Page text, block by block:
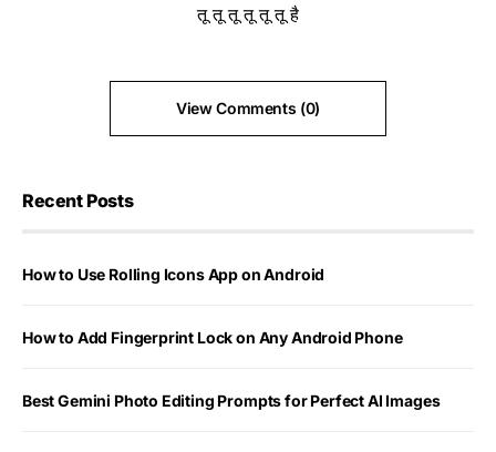
तू तू तू तू तू तू है
View Comments (0)
Recent Posts
How to Use Rolling Icons App on Android
How to Add Fingerprint Lock on Any Android Phone
Best Gemini Photo Editing Prompts for Perfect AI Images